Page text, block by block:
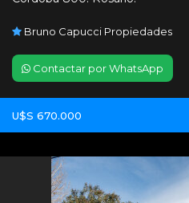
Bruno Capucci Propiedades
Contactar por WhatsApp
U$S 670.000